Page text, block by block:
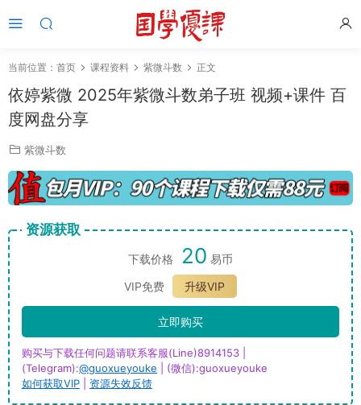
当前位置： 首页 课程资料 紫微斗数 正文
依婷紫微 2025年紫微斗数弟子班 视频+课件 百
度网盘分享
紫微斗数
资源获取
下载价格 20 易币
VIP免费
升级VIP
立即购买
购买与下载任何问题请联系客服(Line)8914153 |
(Telegram):@guoxueyouke | (微信):guoxueyouke
如何获取VIP
资源失效反馈